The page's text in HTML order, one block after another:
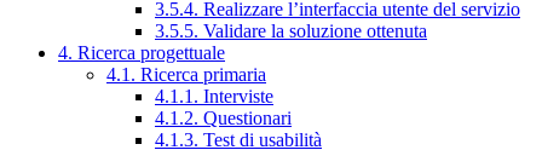
3.5.4. Realizzare l’interfaccia utente del servizio
3.5.5. Validare la soluzione ottenuta
4. Ricerca progettuale
4.1. Ricerca primaria
4.1.1. Interviste
4.1.2. Questionari
4.1.3. Test di usabilità